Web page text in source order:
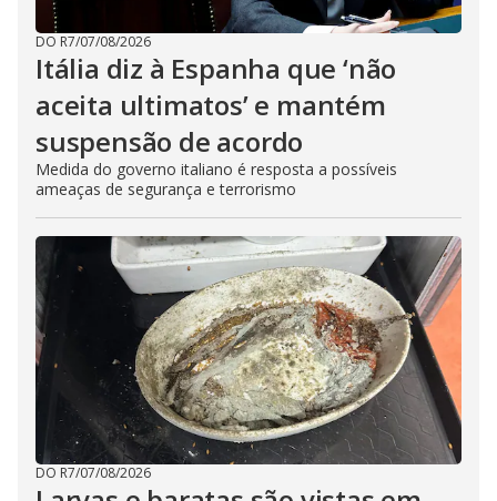
DO R7/07/08/2026
Itália diz à Espanha que ‘não
aceita ultimatos’ e mantém
suspensão de acordo
Medida do governo italiano é resposta a possíveis
ameaças de segurança e terrorismo
DO R7/07/08/2026